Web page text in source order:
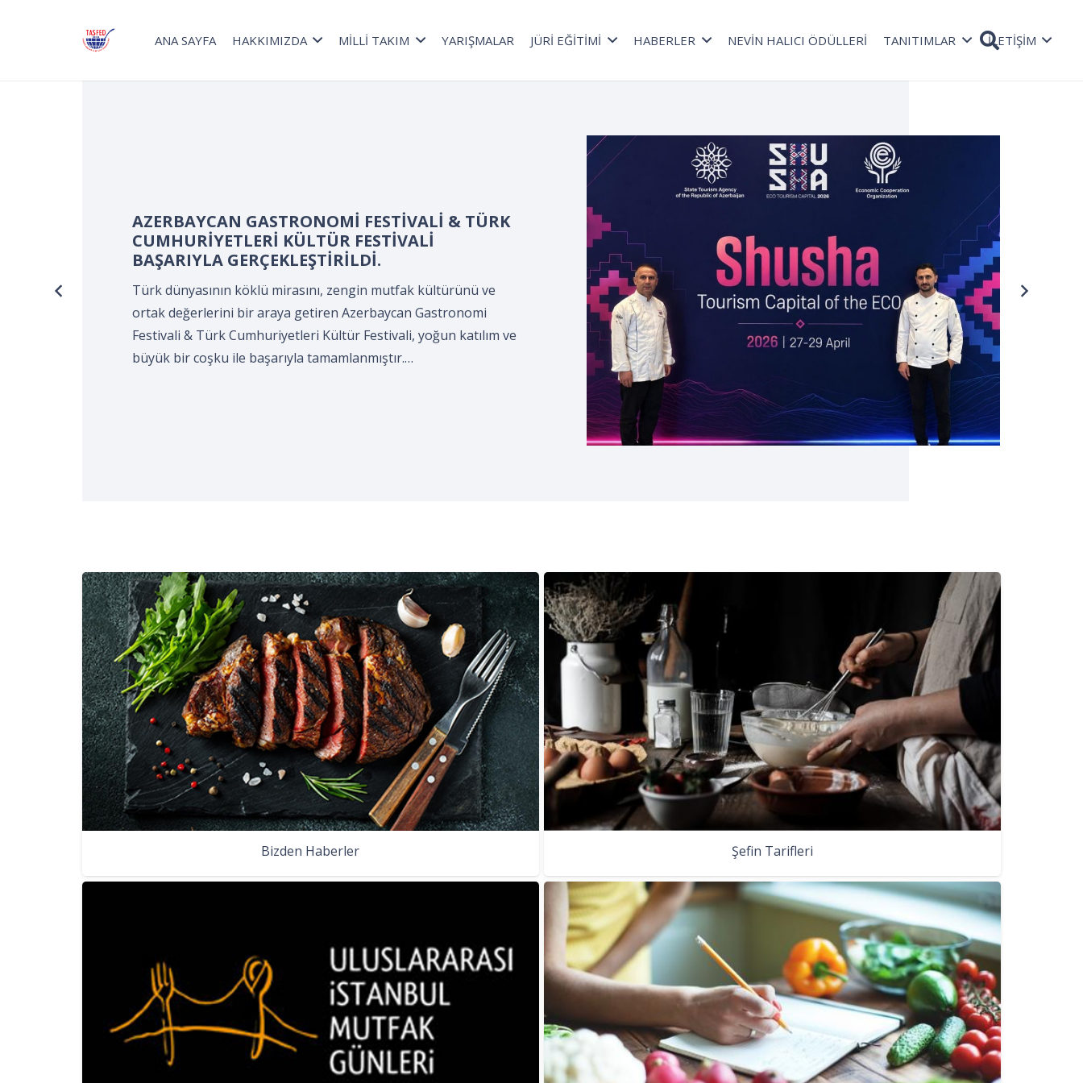
ANA SAYFA HAKKIMIZDA MİLLİ TAKIM YARIŞMALAR JÜRİ EĞİTİMİ HABERLER NEVİN HALICI ÖDÜLLERİ TANITIMLAR İLETİŞİM
Devir Teslim ve Önlük Bağlama Programı*,
Kocaeli Süleyman Demirel Kültür Merkezi’nde,
KOCAELİ Aşçılar ve Turizmciler Derneği
tarafından gerçekleştirildi.
Turizm Haftası kapsamında düzenlenen *Kepçe Devir Teslim ve
Önlük Bağlama Programı*, Kocaeli Süleyman Demirel Kültür
Merkezi’nde, Kocaeli Aşçılar ve Turizmciler Derneği tarafından
gerçekleştirildi. Kocaeli Aşçılar ve Turizmciler Derneği; coğrafi
Bizden Haberler Şefin Tarifleri